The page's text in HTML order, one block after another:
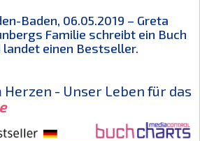
Baden, 06.05.2019 – Greta
Familie schreibt ein Buch
landet einen Bestseller.
Herzen - Unser Leben für das